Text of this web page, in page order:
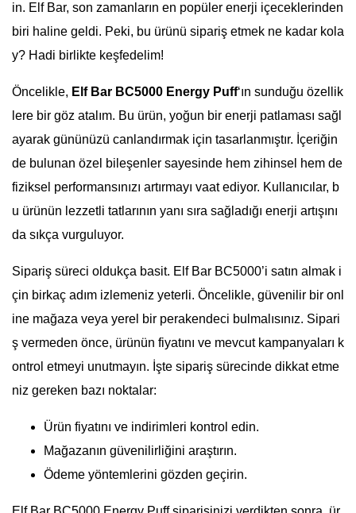
in. Elf Bar, son zamanların en popüler enerji içeceklerinden
biri haline geldi. Peki, bu ürünü sipariş etmek ne kadar kola
y? Hadi birlikte keşfedelim!
Öncelikle, Elf Bar BC5000 Energy Puff‘ın sunduğu özellik
lere bir göz atalım. Bu ürün, yoğun bir enerji patlaması sağl
ayarak gününüzü canlandırmak için tasarlanmıştır. İçeriğin
de bulunan özel bileşenler sayesinde hem zihinsel hem de
fiziksel performansınızı artırmayı vaat ediyor. Kullanıcılar, b
u ürünün lezzetli tatlarının yanı sıra sağladığı enerji artışını
da sıkça vurguluyor.
Sipariş süreci oldukça basit. Elf Bar BC5000’i satın almak i
çin birkaç adım izlemeniz yeterli. Öncelikle, güvenilir bir onl
ine mağaza veya yerel bir perakendeci bulmalısınız. Sipari
ş vermeden önce, ürünün fiyatını ve mevcut kampanyaları k
ontrol etmeyi unutmayın. İşte sipariş sürecinde dikkat etme
niz gereken bazı noktalar:
Ürün fiyatını ve indirimleri kontrol edin.
Mağazanın güvenilirliğini araştırın.
Ödeme yöntemlerini gözden geçirin.